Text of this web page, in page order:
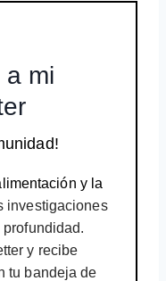
mi
y la
investigaciones
y recibe
tu bandeja de